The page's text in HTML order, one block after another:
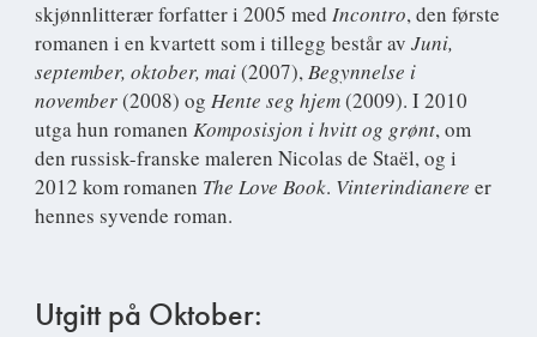
skjønnlitterær forfatter i 2005 med Incontro, den første
romanen i en kvartett som i tillegg består av Juni,
september, oktober, mai(2007),Begynnelse i
november(2008) og Hente seg hjem(2009). I 2010
utga hun romanen Komposisjon i hvitt og grønt, om
den russisk-franske maleren Nicolas de Staël, og i
2012 kom romanen The Love Book. Vinterindianere er
hennes syvende roman.
Utgitt på Oktober: